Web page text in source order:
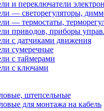
и переключатели
— светорегуляторы,
— термостаты,
приводов, приборы
с датчиками движения
сумеречные
с таймерами
с ключами
штепсельные
для монтажа на кабель